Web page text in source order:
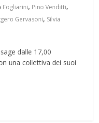
Fogliarini, Pino Venditti,
Gervasoni, Silvia
dalle 17,00
una collettiva dei suoi